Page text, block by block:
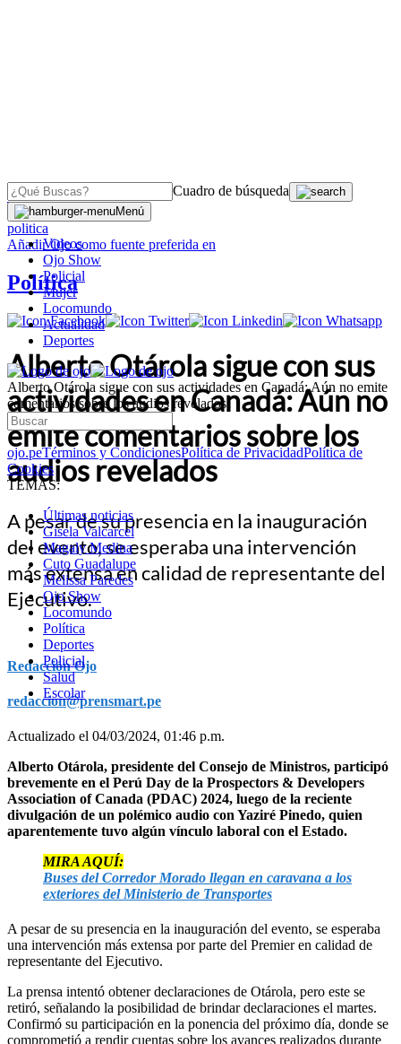
Cuadro de búsqueda
Menú
Videos
Ojo Show
Policial
Mujer
Locomundo
Actualidad
Deportes
Alberto Otárola sigue con sus actividades en Canadá: Aún no emite
comentarios sobre los audios revelados
ojo.peTérminos y CondicionesPolítica de PrivacidadPolítica de
Cookies
TEMAS:
Últimas noticias
Gisela Valcarcel
Magaly Medina
Cuto Guadalupe
Melissa Paredes
Ojo Show
Locomundo
Política
Deportes
Policial
Salud
Escolar
OJO
politica
AñadirOjocomo fuente preferida en
Política
Alberto Otárola sigue con sus
actividades en Canadá: Aún no
emite comentarios sobre los
audios revelados
A pesar de su presencia en la inauguración
del evento, se esperaba una intervención
más extensa en calidad de representante del
Ejecutivo.
Redacción Ojo
redaccion@prensmart.pe
Actualizado el 04/03/2024, 01:46 p.m.
Alberto Otárola, presidente del Consejo de Ministros, participó
brevemente en el Perú Day de la Prospectors & Developers
Association of Canada (PDAC) 2024, luego de la reciente
divulgación de un polémico audio con Yaziré Pinedo, quien
aparentemente tuvo algún vínculo laboral con el Estado.
MIRA AQUÍ:
Buses del Corredor Morado llegan en caravana a los
exteriores del Ministerio de Transportes
A pesar de su presencia en la inauguración del evento, se esperaba
una intervención más extensa por parte del Premier en calidad de
representante del Ejecutivo.
La prensa intentó obtener declaraciones de Otárola, pero este se
retiró, señalando la posibilidad de brindar declaraciones el martes.
Confirmó su participación en la ponencia del próximo día, donde se
comprometió a rendir cuentas sobre los avances realizados durante